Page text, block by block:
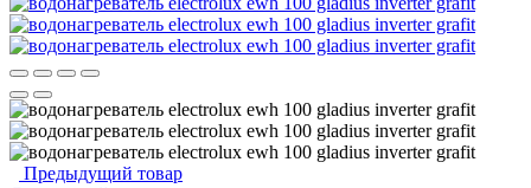
Предыдущий товар